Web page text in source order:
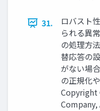
31.
ロバスト
られる異
の処理方
替応答の
がない場
の正規化
Company,